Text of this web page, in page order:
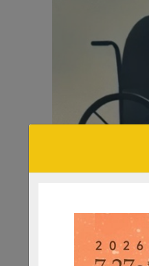
家庭照顧者也是「